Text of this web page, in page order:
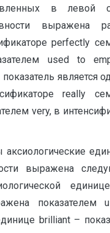
в левой
выражена
perfectly
used to
является
really
very, в
аксиологические
выражена
показателем
brilliant –